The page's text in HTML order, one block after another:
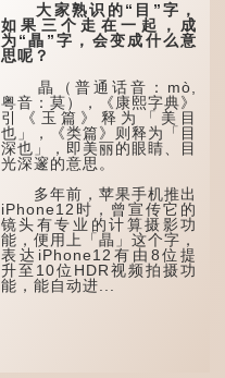
大家熟识的“目”字，
如果三个走在一起，成
为“瞐”字，会变成什么意
思呢？
瞐（普通话音：mò,
粤音：莫），《康熙字典》
引《玉篇》释为「美目
也」，《类篇》则释为「目
深也」，即美丽的眼睛、目
光深邃的意思。
多年前，苹果手机推出
iPhone12时，曾宣传它的
镜头有专业的计算摄影功
能，便用上「瞐」这个字，
表达iPhone12有由8位提
升至10位HDR视频拍摄功
能，能自动进...